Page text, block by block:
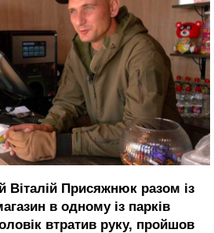
Віталій Присяжнюк разом із
в одному із парків
втратив руку, пройшов